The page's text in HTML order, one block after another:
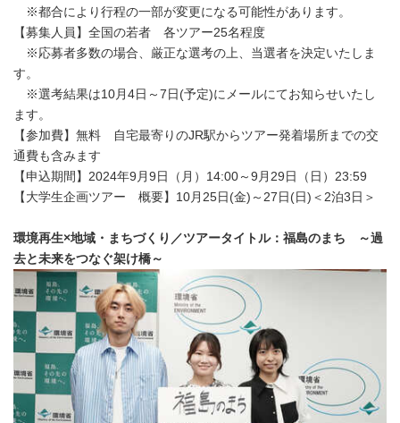
※都合により行程の一部が変更になる可能性があります。
【募集人員】全国の若者 各ツアー25名程度
※応募者多数の場合、厳正な選考の上、当選者を決定いたしま
す。
※選考結果は10月4日～7日(予定)にメールにてお知らせいたし
ます。
【参加費】無料 自宅最寄りのJR駅からツアー発着場所までの交
通費も含みます
【申込期間】2024年9月9日（月）14:00～9月29日（日）23:59
【大学生企画ツアー 概要】10月25日(金)～27日(日)＜2泊3日＞
環境再生×地域・まちづくり／ツアータイトル：福島のまち ～過
去と未来をつなぐ架け橋～